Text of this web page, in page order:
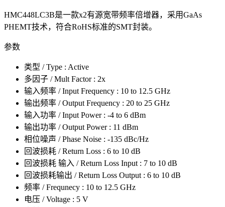
HMC448LC3B是一款x2有源宽带频率倍增器，采用GaAs
PHEMT技术，符合RoHS标准的SMT封装。
参数
类型 / Type : Active
多因子 / Mult Factor : 2x
输入频率 / Input Frequency : 10 to 12.5 GHz
输出频率 / Output Frequency : 20 to 25 GHz
输入功率 / Input Power : -4 to 6 dBm
输出功率 / Output Power : 11 dBm
相位噪声 / Phase Noise : -135 dBc/Hz
回波损耗 / Return Loss : 6 to 10 dB
回波损耗 输入 / Return Loss Input : 7 to 10 dB
回波损耗输出 / Return Loss Output : 6 to 10 dB
频率 / Frequnecy : 10 to 12.5 GHz
电压 / Voltage : 5 V